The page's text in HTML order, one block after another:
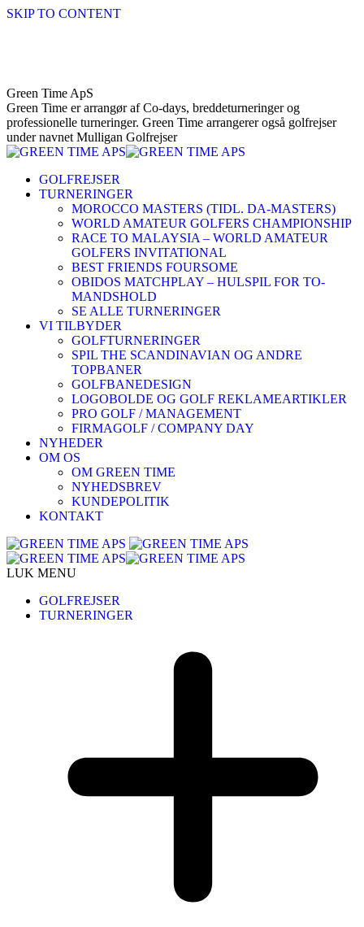
SKIP TO CONTENT
Green Time ApS
Green Time er arrangør af Co-days, breddeturneringer og
professionelle turneringer. Green Time arrangerer også golfrejser
under navnet Mulligan Golfrejser
GOLFREJSER
TURNERINGER
MOROCCO MASTERS (TIDL. DA-MASTERS)
WORLD AMATEUR GOLFERS CHAMPIONSHIP
RACE TO MALAYSIA – WORLD AMATEUR
GOLFERS INVITATIONAL
BEST FRIENDS FOURSOME
OBIDOS MATCHPLAY – HULSPIL FOR TO-
MANDSHOLD
SE ALLE TURNERINGER
VI TILBYDER
GOLFTURNERINGER
SPIL THE SCANDINAVIAN OG ANDRE
TOPBANER
GOLFBANEDESIGN
LOGOBOLDE OG GOLF REKLAMEARTIKLER
PRO GOLF / MANAGEMENT
FIRMAGOLF / COMPANY DAY
NYHEDER
OM OS
OM GREEN TIME
NYHEDSBREV
KUNDEPOLITIK
KONTAKT
LUK MENU
GOLFREJSER
TURNERINGER